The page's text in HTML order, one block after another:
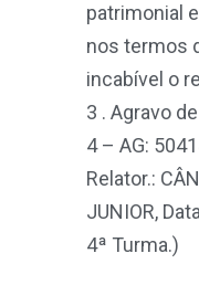
patrimonial
nos termos
incabível o
3 . Agravo
4 – AG:
Relator.:
JUNIOR,
4ª Turma.)